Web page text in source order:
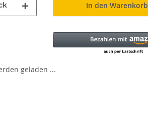
In den Warenkorb
geladen ...